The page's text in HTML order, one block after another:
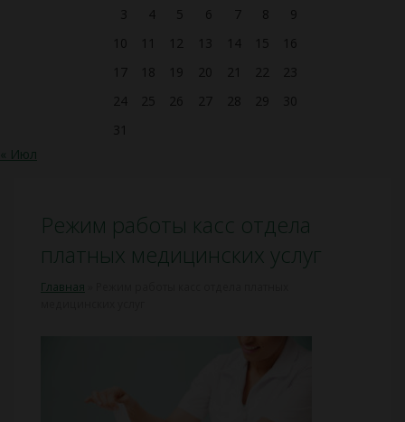
3
4 5 6 7 8
9
10
11 12 13 14 15
16
17
18 19 20 21 22
23
24
25 26 27 28 29
30
31
« Июл
Режим работы касс отдела
платных медицинских услуг
Главная